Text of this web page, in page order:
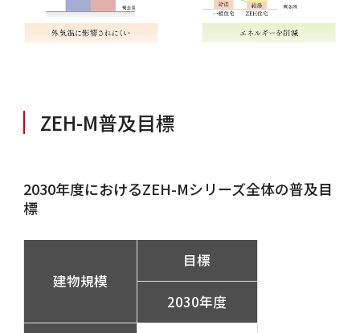
ZEH-M普及目標
2030年度におけるZEH-Mシリーズ全体の普及目
標
建物規模
目標
2030年度